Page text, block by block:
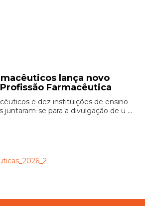
lança novo
Farmacêutica
e dez instituições de ensino
juntaram-se para a divulgação de u ...